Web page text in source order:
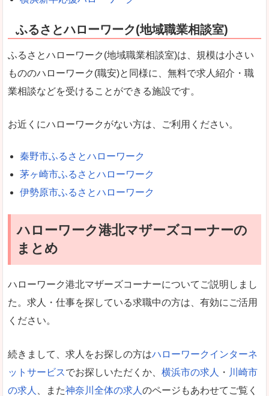
ふるさとハローワーク(地域職業相談室)
ふるさとハローワーク(地域職業相談室)は、規模は小さい
もののハローワーク(職安)と同様に、無料で求人紹介・職
業相談などを受けることができる施設です。
お近くにハローワークがない方は、ご利用ください。
秦野市ふるさとハローワーク
茅ヶ崎市ふるさとハローワーク
伊勢原市ふるさとハローワーク
ハローワーク港北マザーズコーナーの
まとめ
ハローワーク港北マザーズコーナーについてご説明しまし
た。求人・仕事を探している求職中の方は、有効にご活用
ください。
続きまして、求人をお探しの方はハローワークインターネ
ットサービスでお探しいただくか、 横浜市の求人 ・ 川崎市
の求人
、また神奈川全体の求人 のページもあわせてご覧く